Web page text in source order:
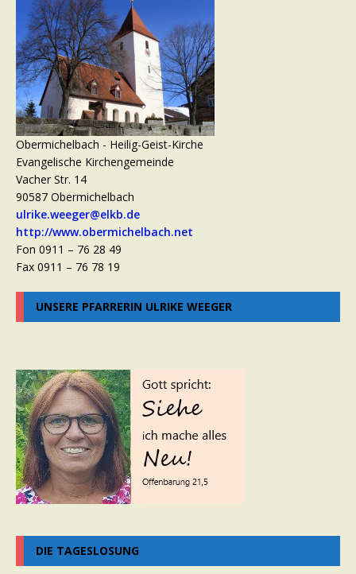
Obermichelbach - Heilig-Geist-Kirche
Evangelische Kirchengemeinde
Vacher Str. 14
90587 Obermichelbach
ulrike.weeger@elkb.de
http://www.obermichelbach.net
Fon 0911 – 76 28 49
Fax 0911 – 76 78 19
UNSERE PFARRERIN ULRIKE WEEGER
DIE TAGESLOSUNG